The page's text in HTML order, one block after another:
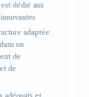
dédié aux
adaptée
un
de
de